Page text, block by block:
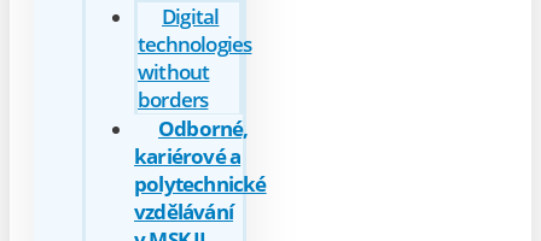
Digital
technologies
without
borders
Odborné,
kariérové a
polytechnické
vzdělávání